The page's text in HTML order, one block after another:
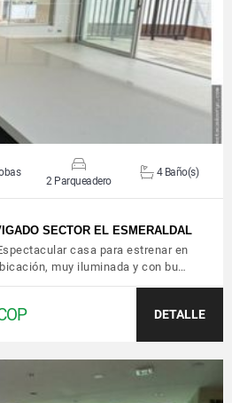
DETALLES
2 Parqueadero
4 Baño(s)
SECTOR EL ESMERALDAL
casa para estrenar en
muy iluminada y con bu…
DETALLE